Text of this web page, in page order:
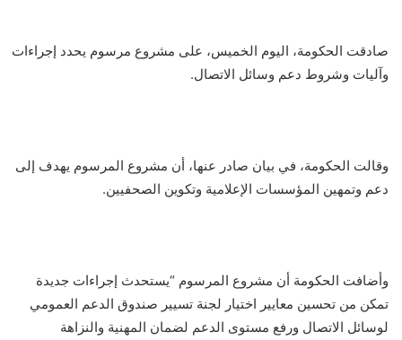
صادقت الحكومة، اليوم الخميس، على مشروع مرسوم يحدد إجراءات
وآليات وشروط دعم وسائل الاتصال.
وقالت الحكومة، في بيان صادر عنها، أن مشروع المرسوم يهدف إلى
دعم وتمهين المؤسسات الإعلامية وتكوين الصحفيين.
وأضافت الحكومة أن مشروع المرسوم “يستحدث إجراءات جديدة
تمكن من تحسين معايير اختيار لجنة تسيير صندوق الدعم العمومي
لوسائل الاتصال ورفع مستوى الدعم لضمان المهنية والنزاهة